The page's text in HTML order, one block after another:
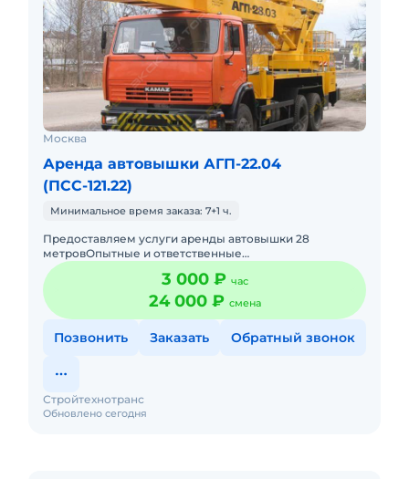
Москва
Аренда автовышки АГП-22.04
(ПСС-121.22)
Минимальное время заказа: 7+1 ч.
Предоставляем услуги аренды автовышки 28
метровОпытные и ответственные
машинистыРаботаем круглосуточно без
выходныхПодача в день заказа. Пакет отчетных
документ
3 000 ₽ час
24 000 ₽ смена
Позвонить Заказать Обратный звонок
Обновлено сегодня
Стройтехнотранс